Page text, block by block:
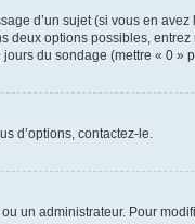
d’un sujet (si vous en
options possibles,
du sondage (mettre « 0
d’options, contactez-le.
un administrateur. Pour